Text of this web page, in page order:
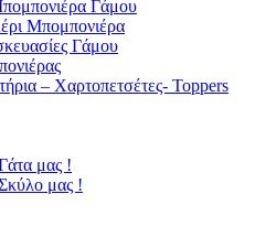
Γάμου
Μπομπονιέρα
Γάμου
– Χαρτοπετσέτες- Toppers
μας !
μας !